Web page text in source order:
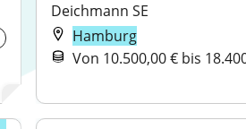
Deichmann SE
Hamburg
Von 10.500,00 € bis